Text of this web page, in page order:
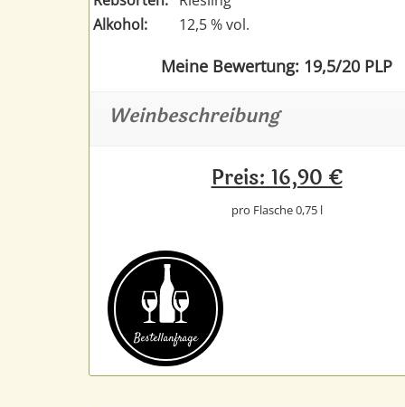
Alkohol:
12,5 % vol.
Meine Bewertung: 19,5/20 PLP
Weinbeschreibung
Preis: 16,90 €
pro Flasche 0,75 l
Bestell­anfrage